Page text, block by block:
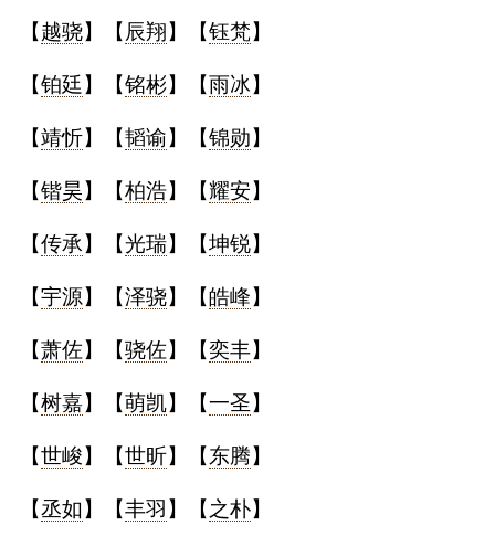
【越骁】【 辰翔】【钰梵】
【铂廷 】【铭彬】【雨冰】
【靖忻】【韬谕】【锦勋】
【锴昊】【柏浩】【耀安】
【传承】【光瑞】【坤锐】
【宇源】【泽骁】【皓峰】
【萧佐】【骁佐】【奕丰】
【树嘉】【萌凯】【一圣】
【世峻】【世昕】【东腾】
【丞如 】【丰羽 】【 之朴】